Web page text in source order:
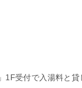
」1F受付で入湯料と